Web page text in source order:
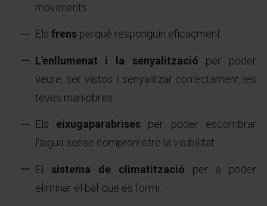
moviments.
Els frensperquè responguin eficaçment.
L'enllumenat i la senyalització per poder
veure, ser vistos i senyalitzar correctament les
teves maniobres.
Els eixugaparabrisesper poder escombrar
l'aigua sense comprometre la visibilitat.
El sistema de climatització per a poder
eliminar el baf que es formi.